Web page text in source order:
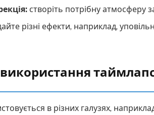
створіть потрібну атмосферу
різні ефекти, наприклад,
в різних галузях,